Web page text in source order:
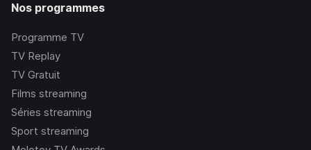
Nos programmes
Programme TV
TV Replay
TV Gratuit
Films streaming
Séries streaming
Sport streaming